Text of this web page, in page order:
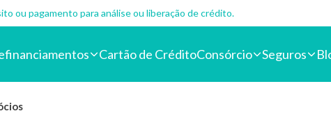
ou pagamento para análise ou liberação de crédito.
Cartão de CréditoConsórcio Seguros